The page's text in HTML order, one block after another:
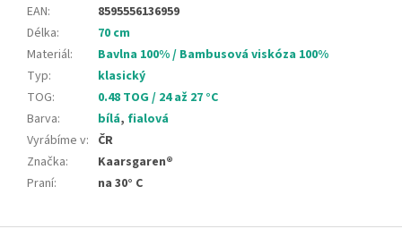
EAN:
8595556136959
Délka:
70 cm
Materiál:
Bavlna 100% / Bambusová viskóza 100%
Typ:
klasický
TOG:
0.48 TOG / 24 až 27 °C
Barva: bílá, fialová
Vyrábíme v: ČR
Značka:
Kaarsgaren®
Praní: na 30° C